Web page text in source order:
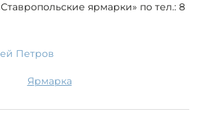
ярмарки» по тел.: 8
Петров
ярмарка